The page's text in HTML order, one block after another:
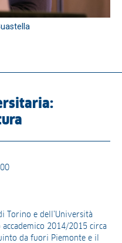
Guastella
Torino e dell’Università
2014/2015 circa
da fuori Piemonte e il